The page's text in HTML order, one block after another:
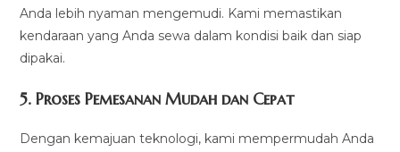
Anda lebih nyaman mengemudi. Kami memastikan
kendaraan yang Anda sewa dalam kondisi baik dan siap
dipakai.
5.Proses Pemesanan Mudah dan Cepat
Dengan kemajuan teknologi, kami mempermudah Anda